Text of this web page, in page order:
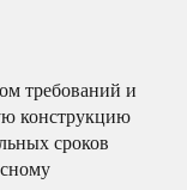
требований и
конструкцию
сроков